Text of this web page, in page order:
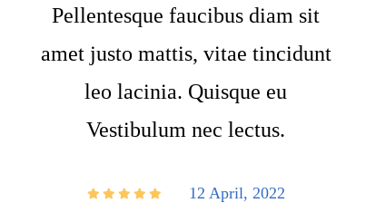
Pellentesque faucibus diam sit
amet justo mattis, vitae tincidunt
leo lacinia. Quisque eu
Vestibulum nec lectus.
12 April, 2022